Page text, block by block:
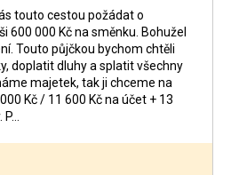
touto cestou požádat o
600 000 Kč na směnku. Bohužel
Touto půjčkou bychom chtěli
doplatit dluhy a splatit všechny
majetek, tak ji chceme na
Kč / 11 600 Kč na účet + 13